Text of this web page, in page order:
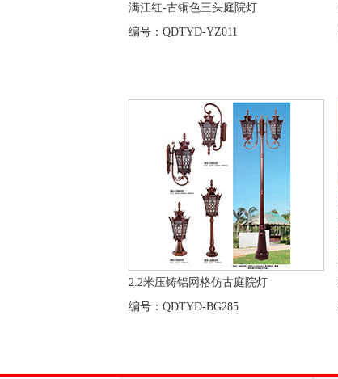
满江红-古铜色三头庭院灯
编号：QDTYD-YZ011
2.2米压铸铝网格仿古庭院灯
编号：QDTYD-BG285